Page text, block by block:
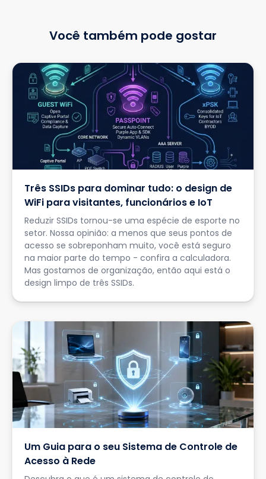
Você também pode gostar
Três SSIDs para dominar tudo: o design de
WiFi para visitantes, funcionários e IoT
Reduzir SSIDs tornou-se uma espécie de esporte no
setor. Nossa opinião: a menos que seus pontos de
acesso se sobreponham muito, você está seguro
na maior parte do tempo - confira a calculadora.
Mas gostamos de organização, então aqui está o
design limpo de três SSIDs.
Um Guia para o seu Sistema de Controle de
Acesso à Rede